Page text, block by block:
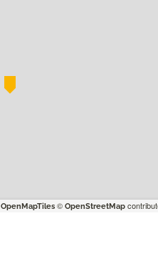
OpenMapTiles© OpenStreetMap